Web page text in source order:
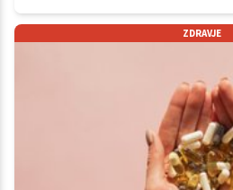
ZDRAVJE